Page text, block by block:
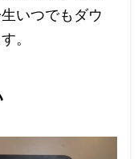
いつでもダウ
。